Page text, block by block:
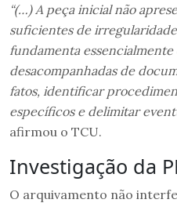
“(…) A peça inicial não
suficientes de
fundamenta
desacompanhadas de
fatos, identificar
específicos e delimitar
afirmou o TCU.
Investigação da
O arquivamento não